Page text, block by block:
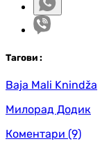
Тагови :
Baja Mali Knindža
Милорад Додик
Коментари (9)